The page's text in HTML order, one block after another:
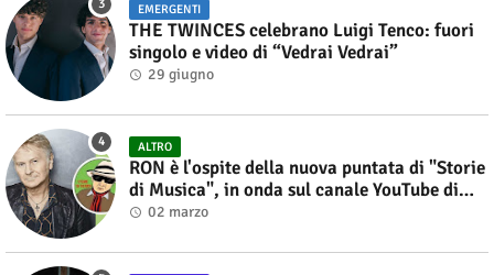
EMERGENTI
THE TWINCES celebrano Luigi Tenco: fuori
singolo e video di “Vedrai Vedrai”
29 giugno
ALTRO
RON è l'ospite della nuova puntata di "Storie
di Musica", in onda sul canale YouTube di
Alberto Salerno
02 marzo